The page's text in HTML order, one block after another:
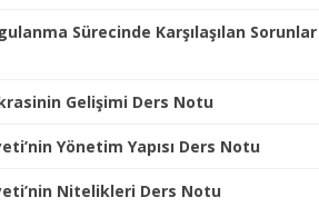
Sürecinde Karşılaşılan Sorunlar
Gelişimi Ders Notu
Yönetim Yapısı Ders Notu
Nitelikleri Ders Notu